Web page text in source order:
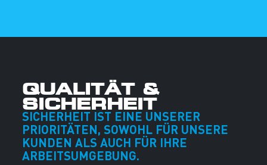
QUALITÄT &
SICHERHEIT
SICHERHEIT IST EINE UNSERER
PRIORITÄTEN, SOWOHL FÜR UNSERE
KUNDEN ALS AUCH FÜR IHRE
ARBEITSUMGEBUNG.